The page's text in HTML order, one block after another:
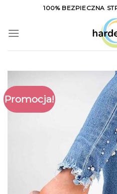
content
100% BEZPIECZNA
Promocja!